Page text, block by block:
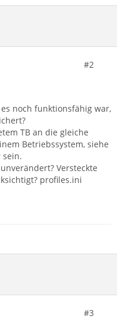
#2
noch funktionsfähig war,
TB an die gleiche
Betriebssystem, siehe
sein.
Versteckte
profiles.ini
#3